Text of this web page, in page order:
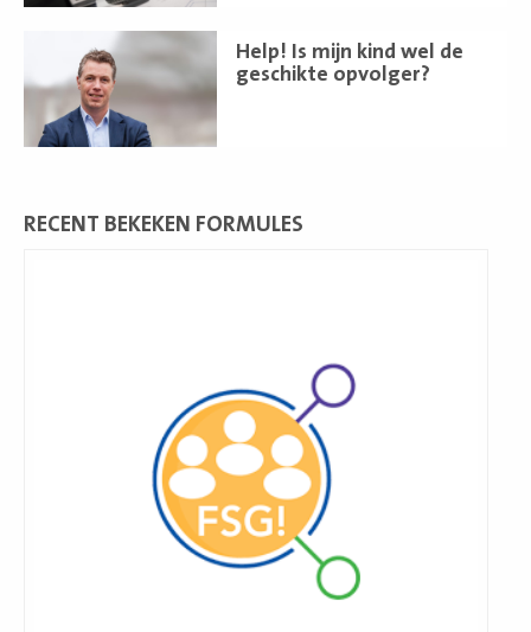
Help! Is mijn kind wel de
geschikte opvolger?
RECENT BEKEKEN FORMULES